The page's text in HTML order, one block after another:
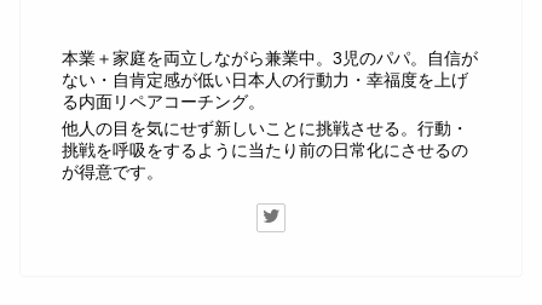
本業＋家庭を両立しながら兼業中。3児のパパ。自信が
ない・自肯定感が低い日本人の行動力・幸福度を上げ
る内面リペアコーチング。
他人の目を気にせず新しいことに挑戦させる。行動・
挑戦を呼吸をするように当たり前の日常化にさせるの
が得意です。